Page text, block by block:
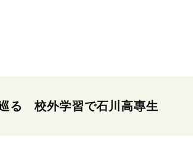
る 校外学習で石川高專生